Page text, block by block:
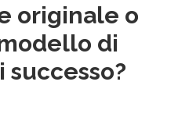
originale o
di
successo?